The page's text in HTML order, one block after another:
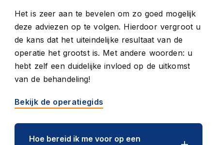
Het is zeer aan te bevelen om zo goed mogelijk
deze adviezen op te volgen. Hierdoor vergroot u
de kans dat het uiteindelijke resultaat van de
operatie het grootst is. Met andere woorden: u
hebt zelf een duidelijke invloed op de uitkomst
van de behandeling!
Bekijk de operatiegids
Hoe bereid ik me voor op een